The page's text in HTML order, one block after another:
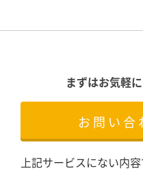
まずはお気軽
お問い合
上記サービスにない内